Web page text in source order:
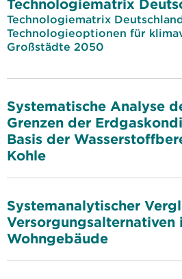
Technologiematrix
Technologiematrix
Technologieoptionen für
Großstädte 2050
Systematische Analyse
Grenzen der
Basis der
Kohle
Systemanalytischer
Versorgungsalternativen
Wohngebäude